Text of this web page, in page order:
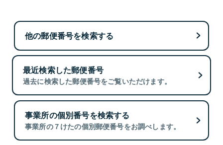
他の郵便番号を検索する
最近検索した郵便番号
過去に検索した郵便番号をご覧いただけます。
事業所の個別番号を検索する
事業所の７けたの個別郵便番号をお調べします。